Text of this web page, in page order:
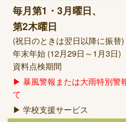
毎月第1・3月曜日、
第2木曜日
(祝日のときは翌日以降に振替)
年末年始 (12月29日～1月3日)
資料点検期間
▶ 暴風警報または大雨特別警
て
▶ 学校支援サービス